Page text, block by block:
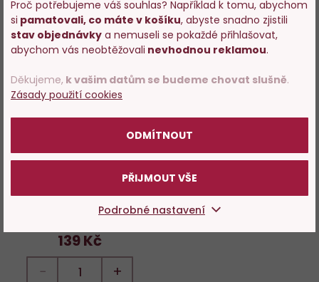
Kachní paštika s pomeranči
Skladem 192 ks
139 Kč
− +
Do
oblíbených
Proč potřebujeme váš souhlas? Například k tomu, abychom
si pamatovali, co máte v košíku, abyste snadno zjistili
stav objednávky a nemuseli se pokaždé přihlašovat,
abychom vás neobtěžovali nevhodnou reklamou.
Děkujeme, k vašim datům se budeme chovat slušně.
Zásady použití cookies
ODMÍTNOUT
PŘIJMOUT VŠE
Podrobné nastavení
Vstupujete na stránky
s prodejem alkoholu. Prosím